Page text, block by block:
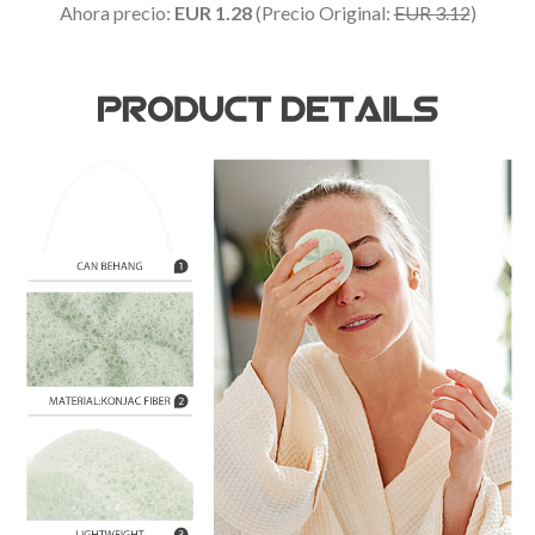
Ahora precio: EUR 1.28(Precio Original:EUR 3.12)